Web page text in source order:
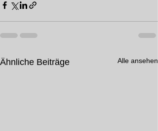
Ähnliche Beiträge Alle ansehen